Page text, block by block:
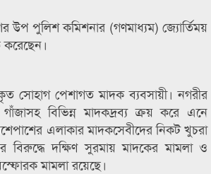
উপ পুলিশ কমিশনার (গণমাধ্যম) জ্যোর্তিময়
করেছেন।
সোহাগ পেশাগত মাদক ব্যবসায়ী। নগরীর
বিভিন্ন মাদকদ্রব্য ক্রয় করে এনে
এলাকার মাদকসেবীদের নিকট খুচরা
বিরুদ্ধে দক্ষিণ সুরমায় মাদকের মামলা ও
মামলা রয়েছে।